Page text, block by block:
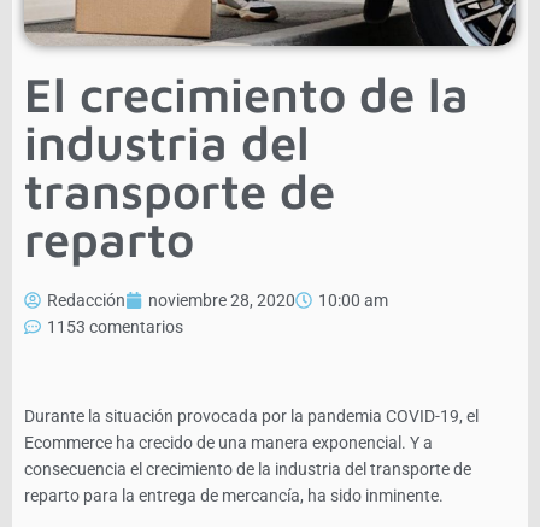
El crecimiento de la
industria del
transporte de
reparto
Redacción noviembre 28, 2020
10:00 am
1153 comentarios
Durante la situación provocada por la pandemia COVID-19, el
Ecommerce ha crecido de una manera exponencial. Y a
consecuencia el crecimiento de la industria del transporte de
reparto para la entrega de mercancía, ha sido inminente.